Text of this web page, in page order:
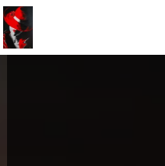
Panneau de gestion des cookies